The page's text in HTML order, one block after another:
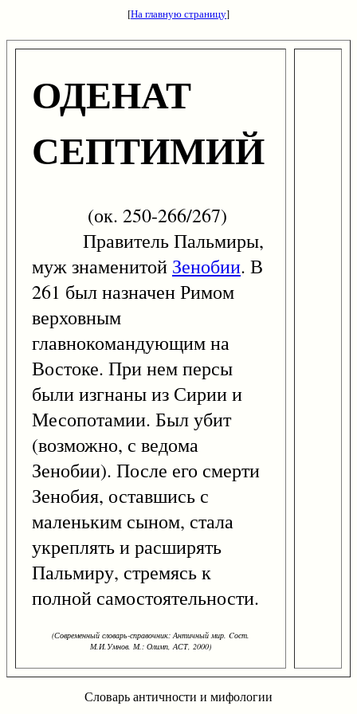
[На главную страницу]
ОДЕНАТ
СЕПТИМИЙ
(ок. 250-266/267)
Правитель Пальмиры,
муж знаменитой Зенобии. В
261 был назначен Римом
верховным
главнокомандующим на
Востоке. При нем персы
были изгнаны из Сирии и
Месопотамии. Был убит
(возможно, с ведома
Зенобии). После его смерти
Зенобия, оставшись с
маленьким сыном, стала
укреплять и расширять
Пальмиру, стремясь к
полной самостоятельности.
(Современный словарь-справочник: Античный мир. Cост.
М.И.Умнов. М.: Олимп, АСТ, 2000)
Словарь античности и мифологии